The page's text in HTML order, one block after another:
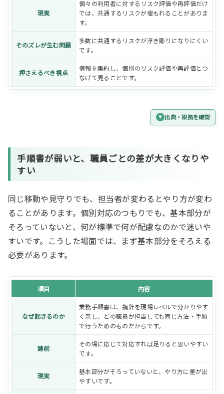
現実
個々の利用者に対するリスク評価や再評価だけ
では、共通するリスクが埋もれることがありま
す。
そのズレが生む問題
多数に共通するリスクが浮き彫りになりにくい
です。
押さえるべき視点
情報を集約し、個別のリスク評価や再評価とつ
なげて見ることです。
出典・根拠を確認
手順書が弱いと、職員ごとの差が大きくなりや
すい
同じ移動や見守りでも、担当者が変わるとやり方が変わ
ることがあります。個別対応のつもりでも、基本部分が
そろっていないと、何が標準で何が配慮なのかで迷いや
すいです。こうした場面では、まず基本部分をそろえる
必要があります。
項目 内容
なぜ起きるのか
業務手順書は、指針を現場レベルで分かりやす
く示し、どの職員が担当しても同じ方法・手順
で行うためのものだからです。
建前
その場に応じて対応すれば足りると思いやすい
です。
現実
基本部分がそろっていないと、やり方に差が出
やすいです。